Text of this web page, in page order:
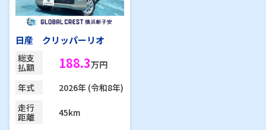
日産 クリッパーリオ
総支
払額
188.3万円
年式
2026年 (令和8年)
走行
距離
45km